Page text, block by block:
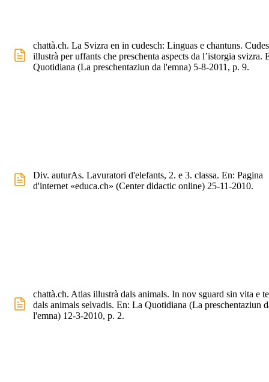
chattà.ch. La Svizra en in cudesch: Linguas e chantuns.
illustrà per uffants che preschenta aspects da l’istorgia svizra.
Quotidiana (La preschentaziun da l'emna) 5-8-2011, p. 9.
Div. auturAs. Lavuratori d'elefants, 2. e 3. classa. En: Pagina
d'internet «educa.ch» (Center didactic online) 25-11-2010.
chattà.ch. Atlas illustrà dals animals. In nov sguard sin vita e
dals animals selvadis. En: La Quotidiana (La preschentaziun
l'emna) 12-3-2010, p. 2.